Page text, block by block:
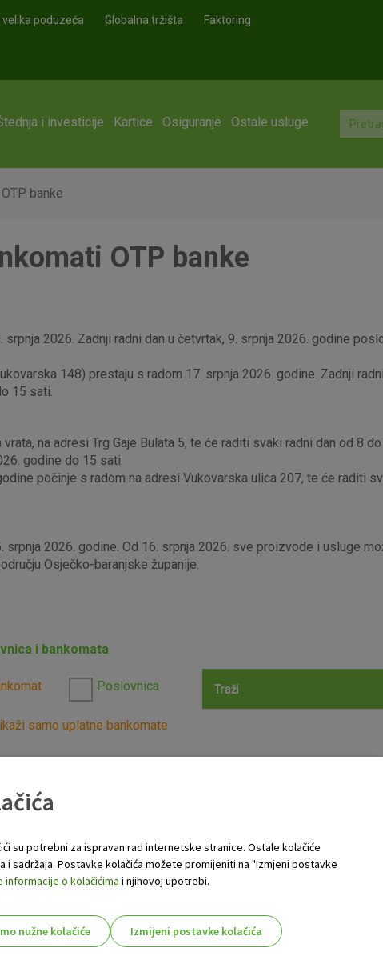
velika poduzeća Globalna tržišta Faktoring
i investicije Kartice Osiguranje Ostale usluge
banke
OTP banke
2026. Zadnji radni dan u četvrtak, 9. srpnja 2026. godine
148) prestaju s radom 17. srpnja 2026. godine. Zadnji
15 sati.
na adresi Trg Gaje Bulata 5, te će raditi svaki radni dan od 8
godine do 15 sati.
počinje s radom na adresi Vukovarska ulica 207, te će raditi
2026. godine. Od 16. srpnja 2026. sve proizvode i usluge
Osječko-baranjske županije.
i bankomata
Poslovnica Traži
samo uplatne bankomate
su potrebni za ispravan rad internetske stranice. Ostale kolačiće
sadržaja. Postavke kolačića možete promijeniti na "Izmjeni postavke
informacije o kolačićima i njihovoj upotrebi.
nužne kolačiće
Izmijeni postavke kolačića